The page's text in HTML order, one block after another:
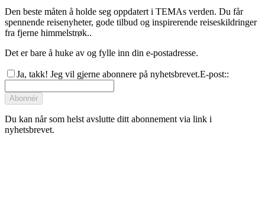
Den beste måten å holde seg oppdatert i TEMAs verden. Du får
spennende reisenyheter, gode tilbud og inspirerende reiseskildringer
fra fjerne himmelstrøk..
Det er bare å huke av og fylle inn din e-postadresse.
Ja, takk! Jeg vil gjerne abonnere på nyhetsbrevet.E-post::
Abonnér
Du kan når som helst avslutte ditt abonnement via link i
nyhetsbrevet.